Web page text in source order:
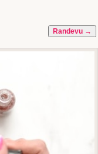
Randevu →